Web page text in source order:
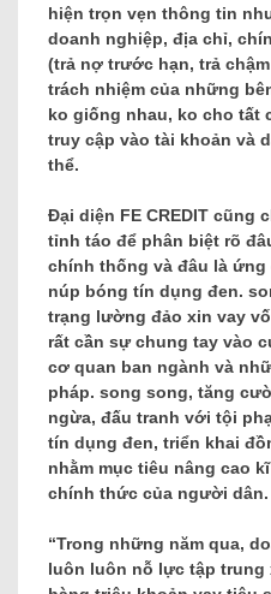
hiện trọn vẹn thông tin
doanh nghiệp, địa chỉ,
(trả nợ trước hạn, trả
trách nhiệm của những
ko giống nhau, ko cho tất
truy cập vào tài khoản và
thể.
Đại diện FE CREDIT cũng
tỉnh táo để phân biệt rõ
chính thống và đâu là
núp bóng tín dụng đen.
trạng lường đảo xin vay
rất cần sự chung tay vào
cơ quan ban ngành và
pháp. song song, tăng
ngừa, đấu tranh với tội
tín dụng đen, triển khai
nhằm mục tiêu nâng cao
chính thức của người dân.
“Trong những năm qua,
luôn luôn nỗ lực tập